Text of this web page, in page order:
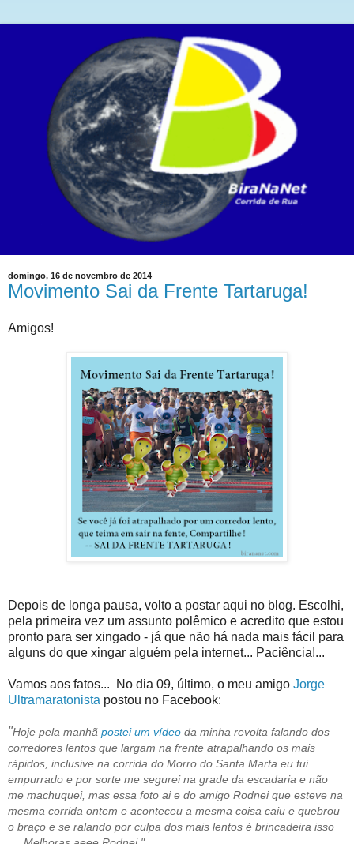
domingo, 16 de novembro de 2014
Movimento Sai da Frente Tartaruga!
Amigos!
Depois de longa pausa, volto a postar aqui no blog. Escolhi,
pela primeira vez um assunto polêmico e acredito que estou
pronto para ser xingado - já que não há nada mais fácil para
alguns do que xingar alguém pela internet... Paciência!...
Vamos aos fatos... No dia 09, último, o meu amigo Jorge
Ultramaratonista postou no Facebook:
"Hoje pela manhã postei um vídeo da minha revolta falando dos
corredores lentos que largam na frente atrapalhando os mais
rápidos, inclusive na corrida do Morro do Santa Marta eu fui
empurrado e por sorte me segurei na grade da escadaria e não
me machuquei, mas essa foto ai e do amigo Rodnei que esteve na
mesma corrida ontem e aconteceu a mesma coisa caiu e quebrou
o braço e se ralando por culpa dos mais lentos é brincadeira isso